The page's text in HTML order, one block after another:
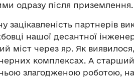
одразу після приземлення.
зацікавленість партнерів
нашої десантної
міст через яр. Як
комплексах. А
злагодженою роботою,